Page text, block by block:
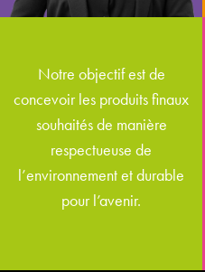
Notre objectif est de
concevoir les produits finaux
souhaités de manière
respectueuse de
l’environnement et durable
pour l’avenir.